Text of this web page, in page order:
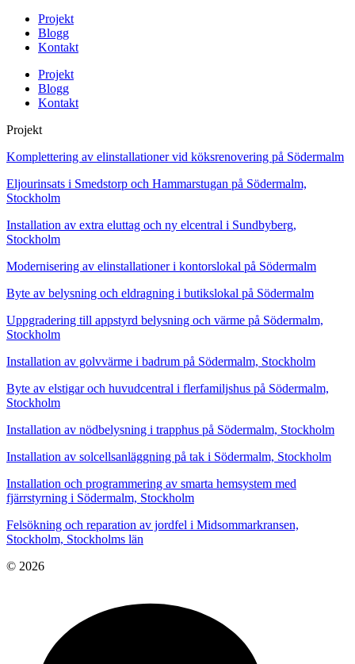
Projekt
Blogg
Kontakt
Projekt
Blogg
Kontakt
Projekt
Komplettering av elinstallationer vid köksrenovering på Södermalm
Eljourinsats i Smedstorp och Hammarstugan på Södermalm,
Stockholm
Installation av extra eluttag och ny elcentral i Sundbyberg,
Stockholm
Modernisering av elinstallationer i kontorslokal på Södermalm
Byte av belysning och eldragning i butikslokal på Södermalm
Uppgradering till appstyrd belysning och värme på Södermalm,
Stockholm
Installation av golvvärme i badrum på Södermalm, Stockholm
Byte av elstigar och huvudcentral i flerfamiljshus på Södermalm,
Stockholm
Installation av nödbelysning i trapphus på Södermalm, Stockholm
Installation av solcellsanläggning på tak i Södermalm, Stockholm
Installation och programmering av smarta hemsystem med
fjärrstyrning i Södermalm, Stockholm
Felsökning och reparation av jordfel i Midsommarkransen,
Stockholm, Stockholms län
© 2026